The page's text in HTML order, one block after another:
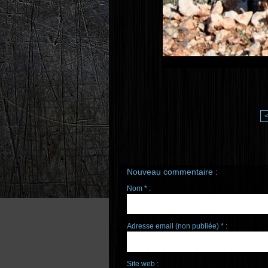
<
Nouveau commentaire :
Nom * :
Adresse email (non publiée) * :
Site web :